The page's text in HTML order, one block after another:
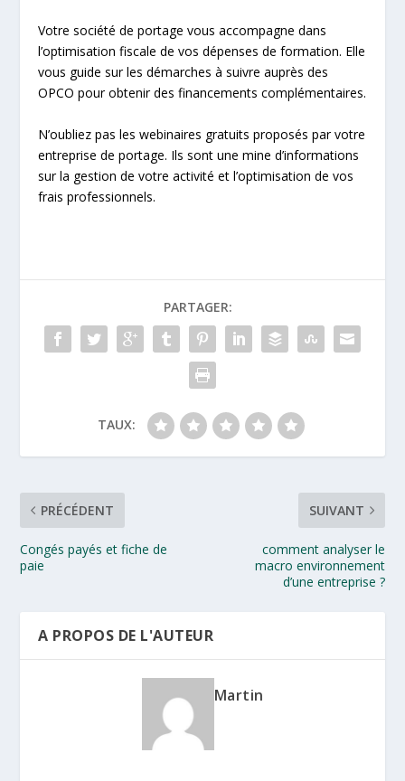
Votre société de portage vous accompagne dans
l’optimisation fiscale de vos dépenses de formation. Elle
vous guide sur les démarches à suivre auprès des
OPCO pour obtenir des financements complémentaires.
N’oubliez pas les webinaires gratuits proposés par votre
entreprise de portage. Ils sont une mine d’informations
sur la gestion de votre activité et l’optimisation de vos
frais professionnels.
PARTAGER:
TAUX:
PRÉCÉDENT
Congés payés et fiche de
paie
SUIVANT
comment analyser le
macro environnement
d’une entreprise ?
A PROPOS DE L'AUTEUR
Martin